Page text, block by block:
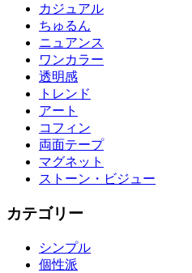
カジュアル
ちゅるん
ニュアンス
ワンカラー
透明感
トレンド
アート
コフィン
両面テープ
マグネット
ストーン・ビジュー
カテゴリー
シンプル
個性派